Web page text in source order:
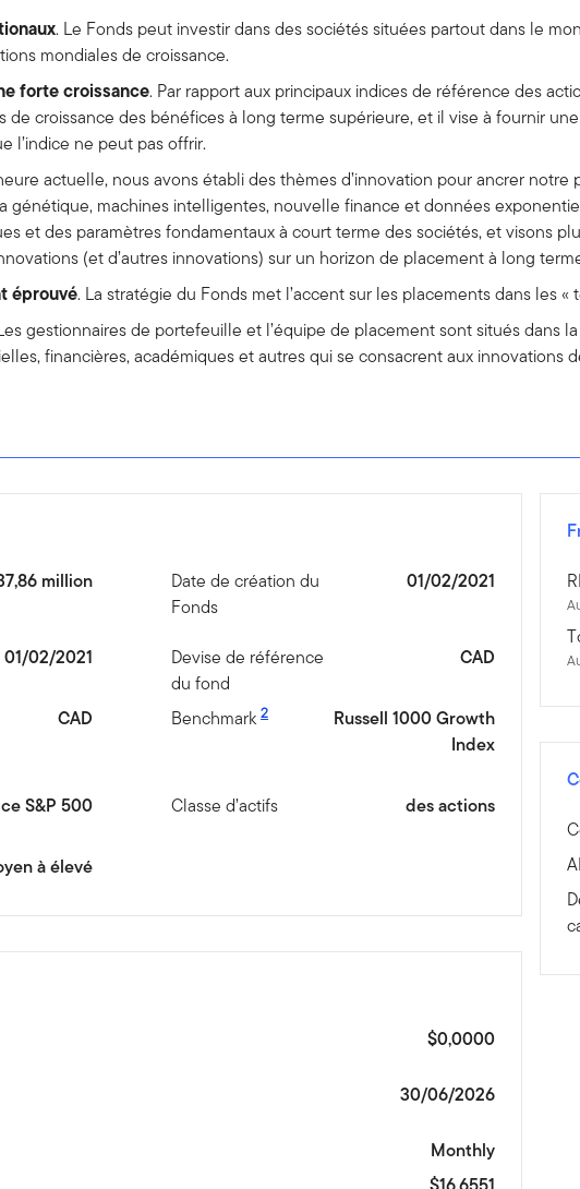
. Le Fonds peut investir dans des sociétés situées partout dans le
mondiales de croissance.
forte croissance. Par rapport aux principaux indices de référence des
de croissance des bénéfices à long terme supérieure, et il vise à fournir
l’indice ne peut pas offrir.
actuelle, nous avons établi des thèmes d’innovation pour ancrer
génétique, machines intelligentes, nouvelle finance et données
et des paramètres fondamentaux à court terme des sociétés, et visons
(et d’autres innovations) sur un horizon de placement à long
éprouvé. La stratégie du Fonds met l’accent sur les placements dans les
gestionnaires de portefeuille et l’équipe de placement sont situés dans
financières, académiques et autres qui se consacrent aux innovations
million
Date de création du
Fonds
01/02/2021
01/02/2021
Devise de référence
du fond
CAD
CAD Benchmark 2
Russell 1000 Growth
Index
S&P 500 Classe d’actifs des actions
à élevé
$0,0000
30/06/2026
Monthly